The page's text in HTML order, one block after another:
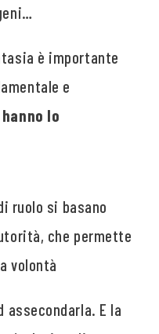
è importante
e
lo
si basano
che permette
volontà
assecondarla. E la